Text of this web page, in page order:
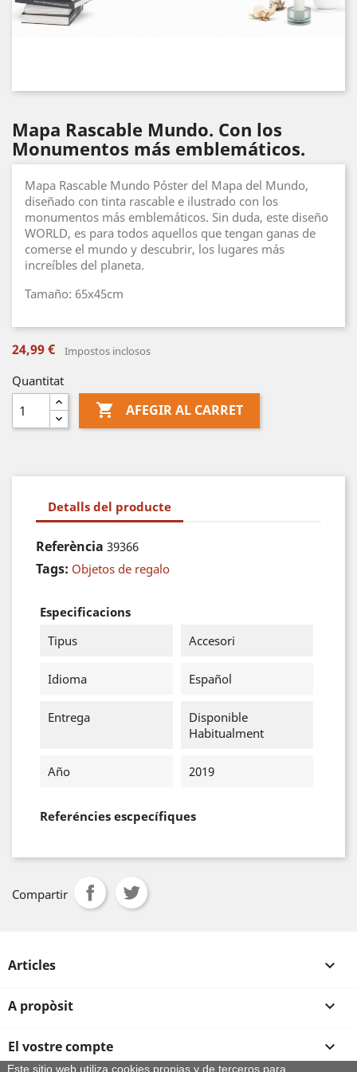
Mapa Rascable Mundo. Con los
Monumentos más emblemáticos.
Mapa Rascable Mundo Póster del Mapa del Mundo,
diseñado con tinta rascable e ilustrado con los
monumentos más emblemáticos. Sin duda, este diseño
WORLD, es para todos aquellos que tengan ganas de
comerse el mundo y descubrir, los lugares más
increíbles del planeta.
Tamaño: 65x45cm
24,99 € Impostos inclosos
Quantitat
 AFEGIR AL CARRET
Detalls del producte
Referència 39366
Tags: Objetos de regalo
Especificacions
Tipus
Accesori
Idioma Español
Entrega
Disponible
Habitualment
Año 2019
Referéncies escpecífiques
Compartir
Articles 
A propòsit 
El vostre compte 
Este sitio web utiliza cookies propias y de terceros para